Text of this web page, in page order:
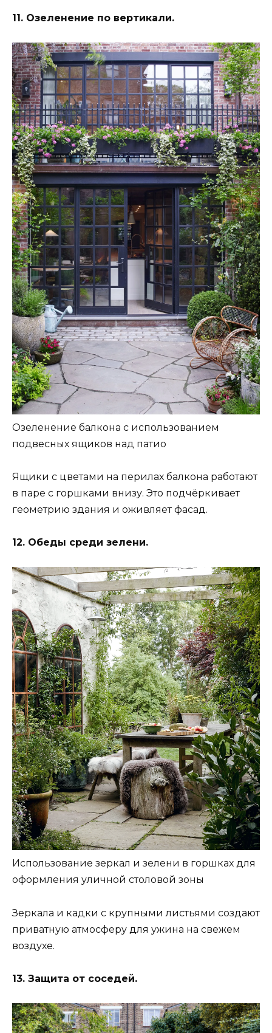
11. Озеленение по вертикали.
Озеленение балкона с использованием
подвесных ящиков над патио
Ящики с цветами на перилах балкона работают
в паре с горшками внизу. Это подчёркивает
геометрию здания и оживляет фасад.
12. Обеды среди зелени.
Использование зеркал и зелени в горшках для
оформления уличной столовой зоны
Зеркала и кадки с крупными листьями создают
приватную атмосферу для ужина на свежем
воздухе.
13. Защита от соседей.